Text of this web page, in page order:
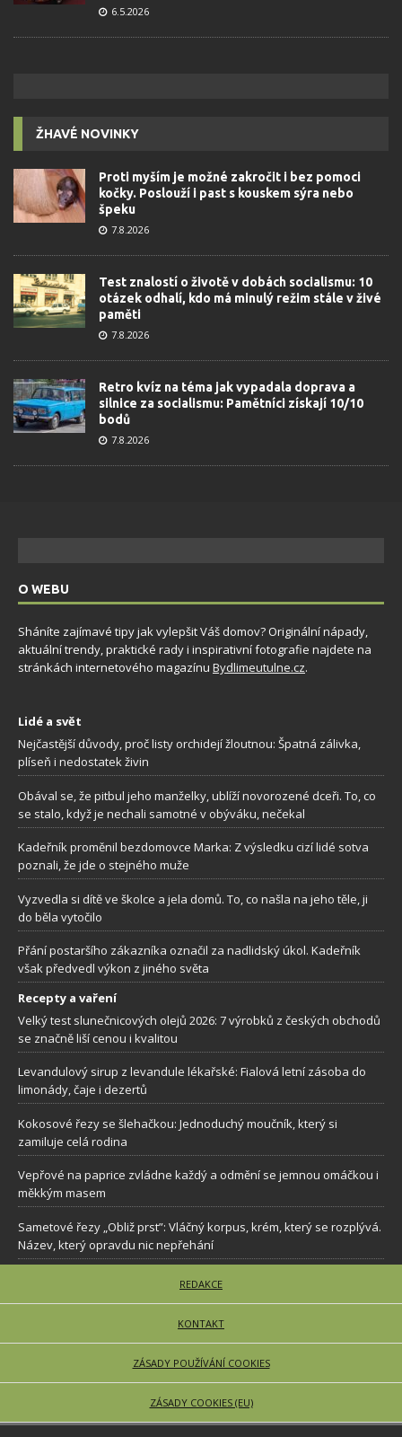
6.5.2026
ŽHAVÉ NOVINKY
Proti myším je možné zakročit i bez pomoci
kočky. Poslouží i past s kouskem sýra nebo
špeku
7.8.2026
Test znalostí o životě v dobách socialismu: 10
otázek odhalí, kdo má minulý režim stále v živé
paměti
7.8.2026
Retro kvíz na téma jak vypadala doprava a
silnice za socialismu: Pamětníci získají 10/10
bodů
7.8.2026
O WEBU
Sháníte zajímavé tipy jak vylepšit Váš domov? Originální nápady,
aktuální trendy, praktické rady i inspirativní fotografie najdete na
stránkách internetového magazínu Bydlimeutulne.cz.
Lidé a svět
Nejčastější důvody, proč listy orchidejí žloutnou: Špatná zálivka,
plíseň i nedostatek živin
Obával se, že pitbul jeho manželky, ublíží novorozené dceři. To, co
se stalo, když je nechali samotné v obýváku, nečekal
Kadeřník proměnil bezdomovce Marka: Z výsledku cizí lidé sotva
poznali, že jde o stejného muže
Vyzvedla si dítě ve školce a jela domů. To, co našla na jeho těle, ji
do běla vytočilo
Přání postaršího zákazníka označil za nadlidský úkol. Kadeřník
však předvedl výkon z jiného světa
Recepty a vaření
Velký test slunečnicových olejů 2026: 7 výrobků z českých obchodů
se značně liší cenou i kvalitou
Levandulový sirup z levandule lékařské: Fialová letní zásoba do
limonády, čaje i dezertů
Kokosové řezy se šlehačkou: Jednoduchý moučník, který si
zamiluje celá rodina
Vepřové na paprice zvládne každý a odmění se jemnou omáčkou i
měkkým masem
Sametové řezy „Obliž prst”: Vláčný korpus, krém, který se rozplývá.
Název, který opravdu nic nepřehání
REDAKCE
KONTAKT
ZÁSADY POUŽÍVÁNÍ COOKIES
ZÁSADY COOKIES (EU)